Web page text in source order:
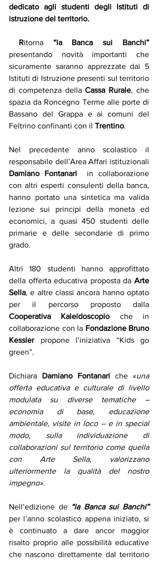
dedicato agli studenti degli Istituti di
istruzione del territorio.
Ritorna “la Banca sui Banchi”
presentando novità importanti che
sicuramente saranno apprezzate dai 5
Istituti di Istruzione presenti sul territorio
di competenza della Cassa Rurale, che
spazia da Roncegno Terme alle porte di
Bassano del Grappa e ai comuni del
Feltrino confinanti con il Trentino.
Nel precedente anno scolastico il
Damiano Fontanari
  in collaborazione
con altri esperti consulenti della banca,
hanno portato una sintetica ma valida
lezione sui principi della moneta ed
economici, a quasi 450 studenti delle
primarie e delle secondarie di primo
grado.
Altri 180 studenti hanno approfittato
della offerta educativa proposta da Arte
Sella, e altre classi ancora hanno optato
Cooperativa Kaleidoscopio che in
collaborazione con la Fondazione Bruno
Kessler propone l’iniziativa “Kids go
green”.
Dichiara Damiano Fontanari che «una
offerta educativa e culturale di livello
modulata su diverse tematiche –
economia di base, educazione
ambientale, visite in loco – e in special
modo, sulla individuazione di
collaborazioni sul territorio come quella
con Arte Sella, valorizzano
ulteriormente la qualità del nostro
impegno».
Nell’edizione de “la Banca sui Banchi”
per l’anno scolastico appena iniziato, si
è continuato a dare ancor maggior
risalto proprio alle possibilità educative
che nascono direttamente dal territorio